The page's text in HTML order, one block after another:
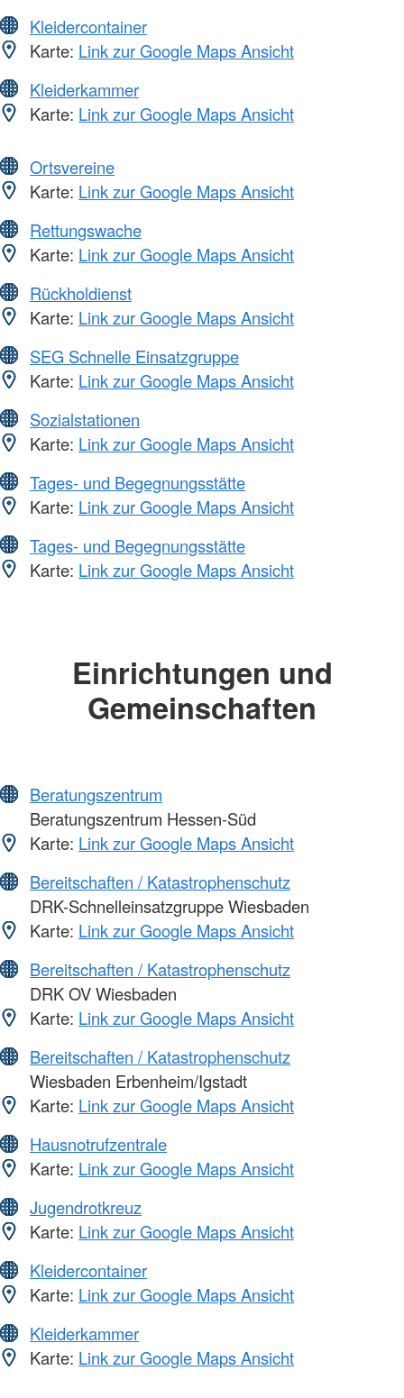
Kleidercontainer
Karte: Link zur Google Maps Ansicht
Kleiderkammer
Karte: Link zur Google Maps Ansicht
Ortsvereine
Karte: Link zur Google Maps Ansicht
Rettungswache
Karte: Link zur Google Maps Ansicht
Rückholdienst
Karte: Link zur Google Maps Ansicht
SEG Schnelle Einsatzgruppe
Karte: Link zur Google Maps Ansicht
Sozialstationen
Karte: Link zur Google Maps Ansicht
Tages- und Begegnungsstätte
Karte: Link zur Google Maps Ansicht
Tages- und Begegnungsstätte
Karte: Link zur Google Maps Ansicht
Einrichtungen und
Gemeinschaften
Beratungszentrum
Beratungszentrum Hessen-Süd
Karte: Link zur Google Maps Ansicht
Bereitschaften / Katastrophenschutz
DRK-Schnelleinsatzgruppe Wiesbaden
Karte: Link zur Google Maps Ansicht
Bereitschaften / Katastrophenschutz
DRK OV Wiesbaden
Karte: Link zur Google Maps Ansicht
Bereitschaften / Katastrophenschutz
Wiesbaden Erbenheim/Igstadt
Karte: Link zur Google Maps Ansicht
Hausnotrufzentrale
Karte: Link zur Google Maps Ansicht
Jugendrotkreuz
Karte: Link zur Google Maps Ansicht
Kleidercontainer
Karte: Link zur Google Maps Ansicht
Kleiderkammer
Karte: Link zur Google Maps Ansicht